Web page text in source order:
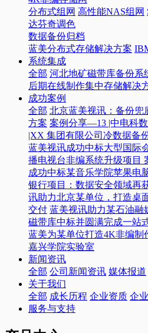
分布式组网 高性能NAS组网
达芬奇调色
数据备份归档
蓝美分布式存储解决方案
系统集成
全部 河北地矿磁带库备份系
后期在线制作集中存储解决
成功案例
全部 北京蓝美视讯：备份兜
方案 案例分享—13 |中电科
|XX 集团有限公司冷数据备
蓝美视讯成功中标大型国际
播电视台非编系统升级项目​
成功中标某音乐学院苹果电
银行项目：数据安全领域再
讯助力北京某单位，打造桌
交付 蓝美视讯助力某石油融
磁带库中标并圆满完成一站
蓝美为某单位打造4K非编制
嘉兴学院实验室
新闻资讯
全部 公司新闻资讯 媒体报道
关于我们
全部 成长历程 企业资质 企
服务与支持